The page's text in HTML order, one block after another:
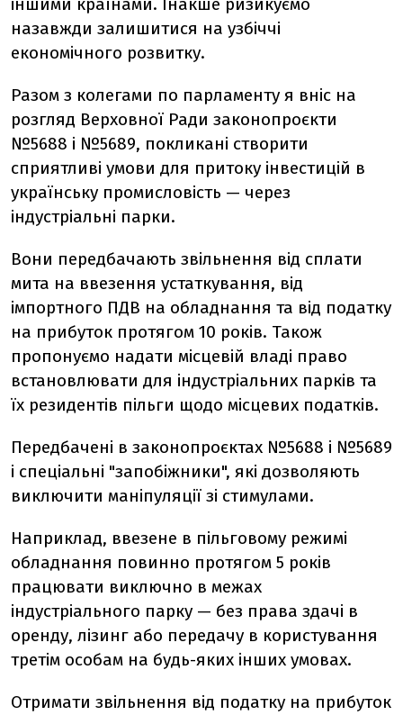
назавжди залишитися на узбіччі
економічного розвитку.
Разом з колегами по парламенту я вніс на
розгляд Верховної Ради законопроєкти
№5688 і №5689, покликані створити
сприятливі умови для притоку інвестицій в
українську промисловість — через
індустріальні парки.
Вони передбачають звільнення від сплати
мита на ввезення устаткування, від
імпортного ПДВ на обладнання та від податку
на прибуток протягом 10 років. Також
пропонуємо надати місцевій владі право
встановлювати для індустріальних парків та
їх резидентів пільги щодо місцевих податків.
Передбачені в законопроєктах №5688 і №5689
і спеціальні "запобіжники", які дозволяють
виключити маніпуляції зі стимулами.
Наприклад, ввезене в пільговому режимі
обладнання повинно протягом 5 років
працювати виключно в межах
індустріального парку — без права здачі в
оренду, лізинг або передачу в користування
третім особам на будь-яких інших умовах.
Отримати звільнення від податку на прибуток